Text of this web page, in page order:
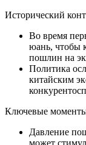
Исторический
Во время
юань, чтобы
пошлин на
Политика
китайским
Ключевые
Давление
может